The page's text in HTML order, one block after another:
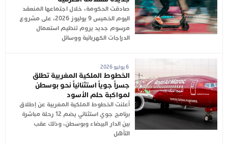
صادقت الحكومة، خلال اجتماعها المنعقد
اليوم الخميس 9 يوليوز 2026، على مشروع
مرسوم جديد يروم تنظيم استعمال
الدراجات الكهربائية ووسائل
6 يوليو 2026
الخطوط الملكية المغربية تطلق
جسراً جوياً استثنائياً نحو بوسطن
لمواكبة حلم الأسود
أعلنت الخطوط الملكية المغربية عن إطلاق
برنامج جوي استثنائي يضم 12 رحلة مباشرة
بين الدار البيضاء وبوسطن، وذلك عقب
التأهل